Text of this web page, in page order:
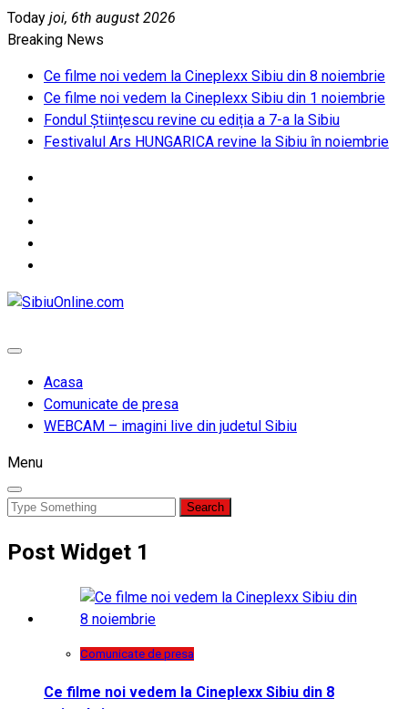
Skip
to
Today joi, 6th august 2026
Breaking News
Ce filme noi vedem la Cineplexx Sibiu din 8 noiembrie
Ce filme noi vedem la Cineplexx Sibiu din 1 noiembrie
Fondul Științescu revine cu ediția a 7-a la Sibiu
Festivalul Ars HUNGARICA revine la Sibiu în noiembrie
Acasa
Comunicate de presa
WEBCAM – imagini live din judetul Sibiu
Menu
Search
Post Widget 1
Comunicate de presa
Ce filme noi vedem la Cineplexx Sibiu din 8